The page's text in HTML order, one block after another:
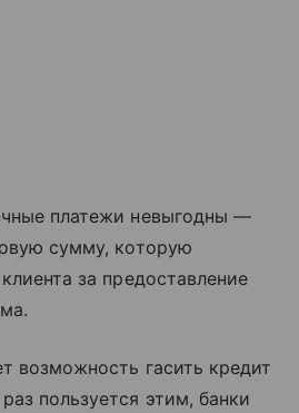
платежи невыгодны —
сумму, которую
за предоставление
возможность гасить кредит
пользуется этим, банки